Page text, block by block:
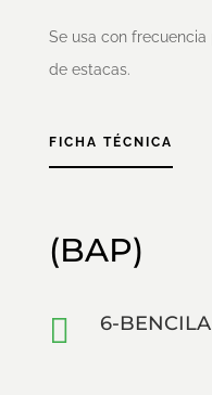
Se usa con
de estacas.
FICHA TÉCNICA
(BAP)
 6-